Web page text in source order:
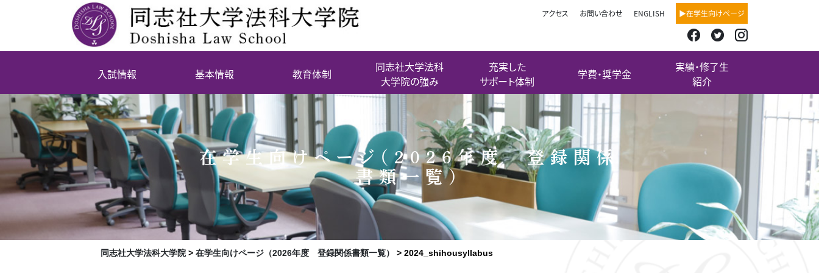
アクセス お問い合わせ ENGLISH ▶在学生向けページ
入試情報 基本情報 教育体制
同志社大学法科
大学院の強み
充実した
サポート体制
学費・奨学金
実績・修了生
紹介
在学生向けページ（2026年度 登録関係
書類一覧）
同志社大学法科大学院> 在学生向けページ（2026年度 登録関係書類一覧） > 2024_shihousyllabus